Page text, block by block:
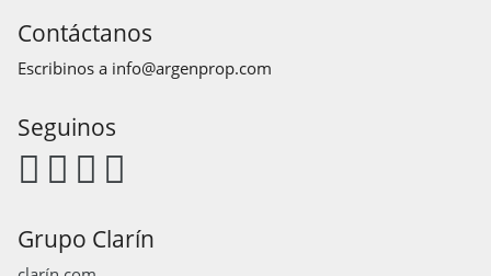
Contáctanos
Escribinos a info@argenprop.com
Seguinos
Grupo Clarín